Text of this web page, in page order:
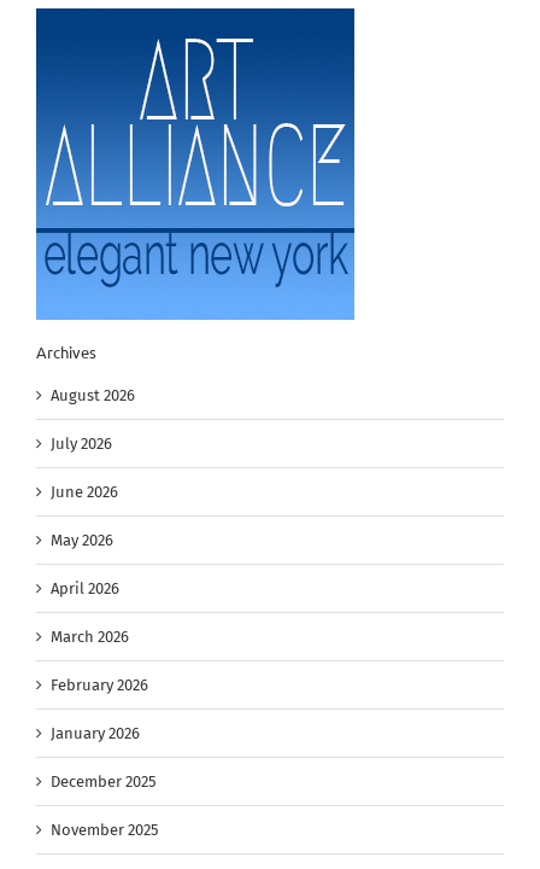
Archives
August 2026
July 2026
June 2026
May 2026
April 2026
March 2026
February 2026
January 2026
December 2025
November 2025